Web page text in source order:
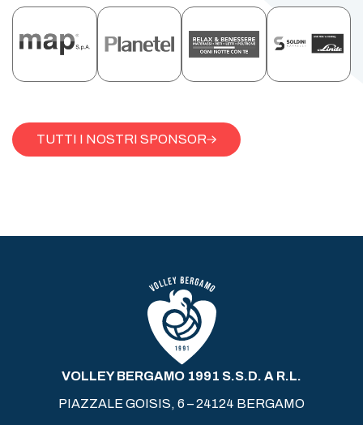
TUTTI I NOSTRI SPONSOR
VOLLEY BERGAMO 1991 S.S.D. A R.L.
PIAZZALE GOISIS, 6 – 24124 BERGAMO